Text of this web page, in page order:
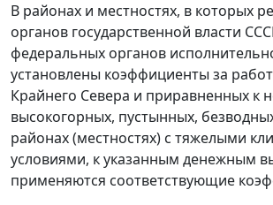
В районах и местностях, в которых
органов государственной власти
федеральных органов
установлены коэффициенты за
Крайнего Севера и приравненных к
высокогорных, пустынных,
районах (местностях) с тяжелыми
условиями, к указанным денежным
применяются соответствующие